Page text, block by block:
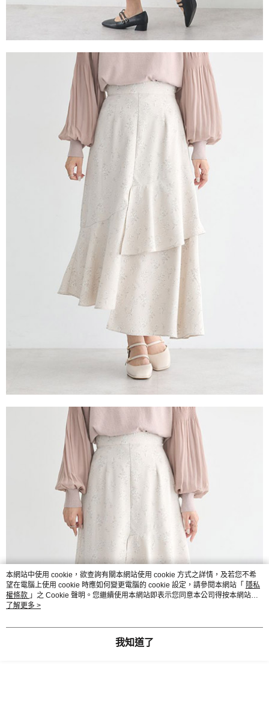
本網站中使用 cookie，欲查詢有關本網站使用 cookie 方式之詳情，及若您不希
望在電腦上使用 cookie 時應如何變更電腦的 cookie 設定，請參閱本網站「 隱私
權條款 」之 Cookie 聲明。您繼續使用本網站即表示您同意本公司得按本網站使
用條款之 Cookie 聲明使用 cookie。
了解更多 >
我知道了